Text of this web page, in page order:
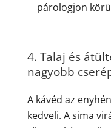
párologjon
4. Talaj és
nagyobb
A kávéd az
kedveli. A sima